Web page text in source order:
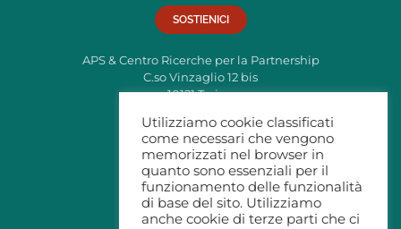
SOSTIENICI
APS & Centro Ricerche per la Partnership
C.so Vinzaglio 12 bis
10121 Torino
info@tempiodelladea.org
Privacy
Utilizziamo cookie classificati
come necessari che vengono
memorizzati nel browser in
quanto sono essenziali per il
funzionamento delle funzionalità
di base del sito. Utilizziamo
anche cookie di terze parti che ci